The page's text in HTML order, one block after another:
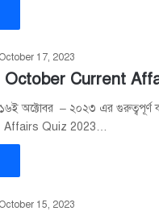
17, 2023
Current
অক্টোবর – ২০২৩ এর গুরুত্বপূর্ণ
Affairs Quiz 2023…
15, 2023